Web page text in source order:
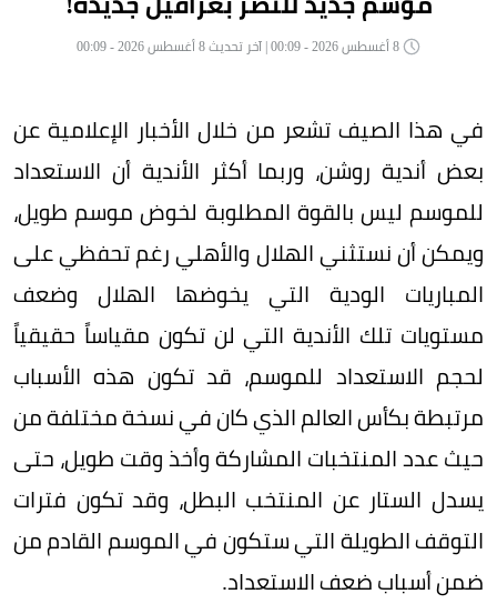
في هذا الصيف تشعر من خلال الأخبار الإعلامية عن
بعض أندية روشن، وربما أكثر الأندية أن الاستعداد
للموسم ليس بالقوة المطلوبة لخوض موسم طويل،
ويمكن أن نستثني الهلال والأهلي رغم تحفظي على
المباريات الودية التي يخوضها الهلال وضعف
مستويات تلك الأندية التي لن تكون مقياساً حقيقياً
لحجم الاستعداد للموسم، قد تكون هذه الأسباب
مرتبطة بكأس العالم الذي كان في نسخة مختلفة من
حيث عدد المنتخبات المشاركة وأخذ وقت طويل، حتى
يسدل الستار عن المنتخب البطل، وقد تكون فترات
التوقف الطويلة التي ستكون في الموسم القادم من
ضمن أسباب ضعف الاستعداد.